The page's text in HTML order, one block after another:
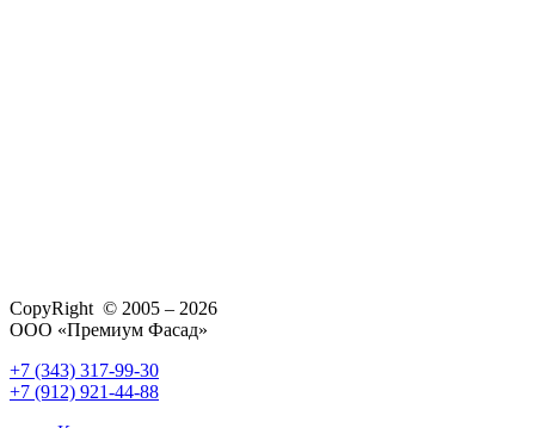
CopyRight © 2005 – 2026
ООО «Премиум Фасад»
+7 (343) 317-99-30
+7 (912) 921-44-88